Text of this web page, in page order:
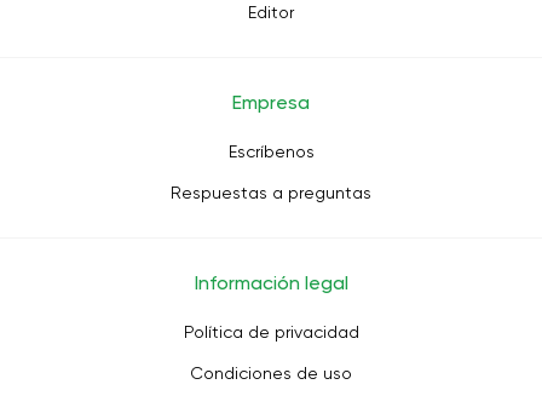
Editor
Empresa
Escríbenos
Respuestas a preguntas
Información legal
Política de privacidad
Condiciones de uso